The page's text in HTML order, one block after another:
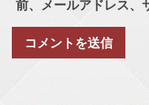
前、メールアドレス、